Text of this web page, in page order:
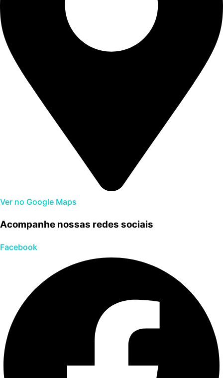
Ver no Google Maps
Acompanhe nossas redes sociais
Facebook